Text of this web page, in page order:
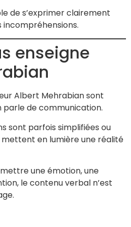
de s’exprimer clairement
enseigne
Albert Mehrabian sont
parle de communication.
sont parfois simplifiées ou
en lumière une réalité
une émotion, une
le contenu verbal n’est